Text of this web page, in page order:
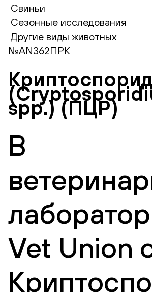
Свиньи
Сезонные исследования
Другие виды животных
№AN362ПРК
spp.) (ПЦР)
В
Vet Union